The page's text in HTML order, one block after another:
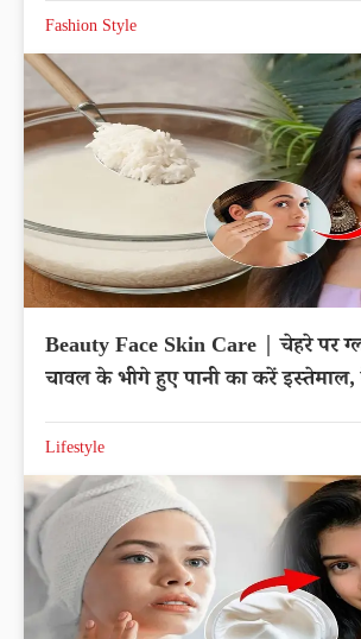
Fashion Style
Beauty Face Skin Care | चेहरे पर ग्लो चाहते हैं तो
चावल के भीगे हुए पानी का करें
Lifestyle